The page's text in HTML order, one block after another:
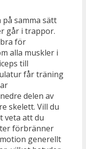
samma sätt
går i trappor.
för
alla muskler i
till
får träning
delen av
skelett. Vill du
veta att du
förbränner
generellt